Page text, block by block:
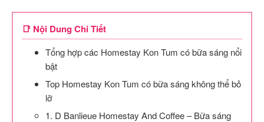
📑 Nội Dung Chi Tiết
Tổng hợp các Homestay Kon Tum có bữa sáng nổi
bật
Top Homestay Kon Tum có bữa sáng không thể bỏ
lỡ
1. D Banlieue Homestay And Coffee – Bữa sáng